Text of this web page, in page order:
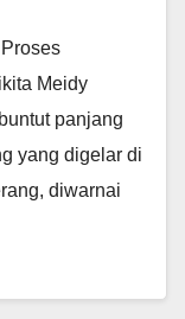
Meidy
panjang
yang digelar di
diwarnai